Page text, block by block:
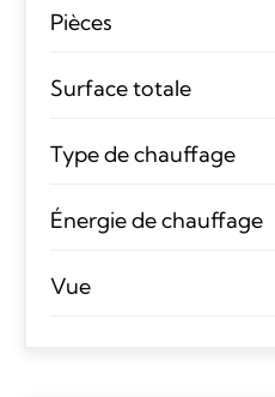
Pièces
Surface totale
Type de chauffage
Énergie de chauffage
Vue